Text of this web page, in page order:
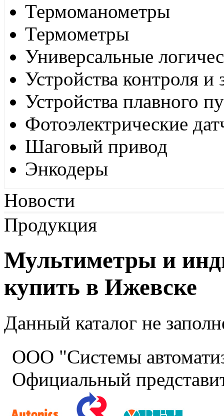
Термоманометры
Термометры
Универсальные
Устройства контроля
Устройства плавного
Фотоэлектрические
Шаговый привод
Энкодеры
Новости
Продукция
Мультиметры и
купить в Ижевске
Данный каталог не
ООО "Системы
Официальный